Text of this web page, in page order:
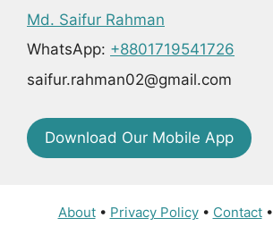
Md. Saifur Rahman
WhatsApp: +8801719541726
saifur.rahman02@gmail.com
Download Our Mobile App
About• Privacy Policy• Contact•